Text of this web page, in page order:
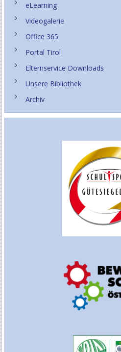
eLearning
Videogalerie
Office 365
Portal Tirol
Elternservice Downloads
Unsere Bibliothek
Archiv